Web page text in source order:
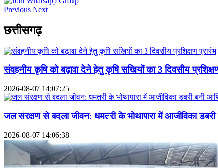
Previous Next
छत्तीसगढ़
संवहनीय कृषि को बढ़ावा देने हेतु कृषि सखियों का 3 दिवसीय
2026-08-07 14:07:25
जल संरक्षण से बदला जीवन: धमतरी के भोथापारा में आजीविका
2026-08-07 14:06:38